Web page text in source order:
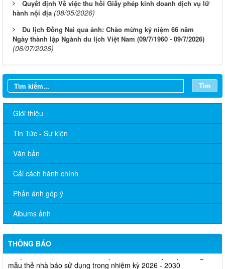
Quyết định Về việc thu hồi Giấy phép kinh doanh dịch vụ lữ
hành nội địa (08/05/2026)
Du lịch Đồng Nai qua ảnh: Chào mừng kỷ niệm 66 năm
Ngày thành lập Ngành du lịch Việt Nam (09/7/1960 - 09/7/2026)
(06/07/2026)
Tìm
Giới thiệu
Tin Tức - Sự kiện
Văn bản
Cải cách hành chính
Phản ánh góp ý
Albums ảnh
THÔNG BÁO
Tăng cường công tác quản lý hoạt động của tạp chí trực thuộc
Quyết định thu hồi Giấy phép kinh doanh dịch vụ lữ hành nội
địa
Bộ Văn hóa, Thể thao và Du lịch ban hành Quyết định công bố
mẫu thẻ nhà báo sử dụng trong nhiệm kỳ 2026 - 2030